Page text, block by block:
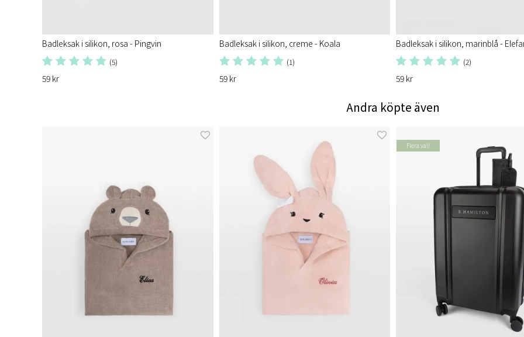
Badleksak i silikon, rosa - Pingvin
(5)
59 kr
Badleksak i silikon, creme - Koala
(1)
59 kr
Badleksak i silikon, marinblå -
(2)
59 kr
Andra köpte även
Flera val!